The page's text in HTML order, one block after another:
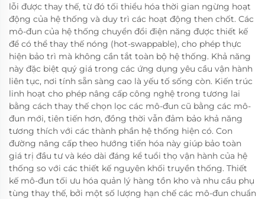
lỗi được thay thế, từ đó tối thiểu hóa thời gian ngừng hoạt
động của hệ thống và duy trì các hoạt động then chốt. Các
mô-đun của hệ thống chuyển đổi điện năng được thiết kế
để có thể thay thế nóng (hot-swappable), cho phép thực
hiện bảo trì mà không cần tắt toàn bộ hệ thống. Khả năng
này đặc biệt quý giá trong các ứng dụng yêu cầu vận hành
liên tục, nơi tính sẵn sàng cao là yếu tố sống còn. Kiến trúc
linh hoạt cho phép nâng cấp công nghệ trong tương lai
bằng cách thay thế chọn lọc các mô-đun cũ bằng các mô-
đun mới, tiên tiến hơn, đồng thời vẫn đảm bảo khả năng
tương thích với các thành phần hệ thống hiện có. Con
đường nâng cấp theo hướng tiến hóa này giúp bảo toàn
giá trị đầu tư và kéo dài đáng kể tuổi thọ vận hành của hệ
thống so với các thiết kế nguyên khối truyền thống. Thiết
kế mô-đun tối ưu hóa quản lý hàng tồn kho và nhu cầu phụ
tùng thay thế, bởi một số lượng hạn chế các mô-đun chuẩn